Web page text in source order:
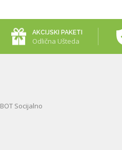
AKCIJSKI PAKETI
Odlična Ušteda
Socijalno